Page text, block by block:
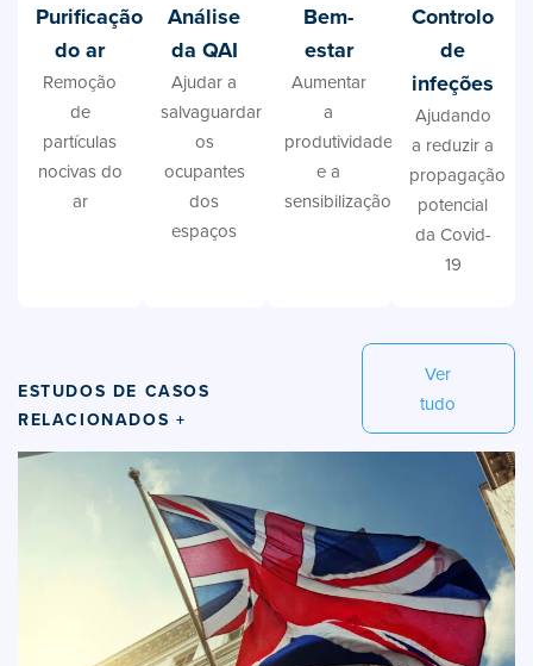
Purificação
do ar
Remoção
de
partículas
nocivas do
ar
Análise
da QAI
Ajudar a
salvaguardar
os
ocupantes
dos
espaços
Bem-
estar
Aumentar
a
produtividade
e a
sensibilização
Controlo
de
infeções
Ajudando
a reduzir a
propagação
potencial
da Covid-
19
ESTUDOS DE CASOS
RELACIONADOS +
Ver
tudo